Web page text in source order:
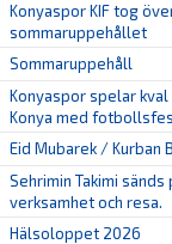
Konyaspor KIF tog
sommaruppehållet
Sommaruppehåll
Konyaspor spelar
Konya med
Eid Mubarek / Kurban
Sehrimin Takimi sänds
verksamhet och resa.
Hälsoloppet 2026